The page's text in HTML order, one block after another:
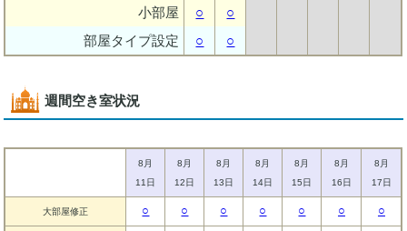
小部屋
部屋タイプ設定
○
○
○
○
週間空き室状況
8月
11日
8月
12日
8月
13日
8月
14日
8月
15日
8月
16日
8月
17日
大部屋修正 ○ ○ ○ ○ ○ ○ ○